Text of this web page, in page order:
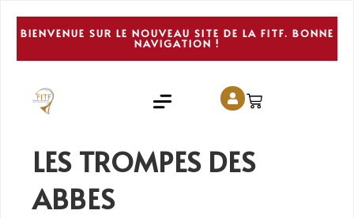
BIENVENUE SUR LE NOUVEAU SITE DE LA FITF. BONNE
NAVIGATION !
LES TROMPES DES
ABBES